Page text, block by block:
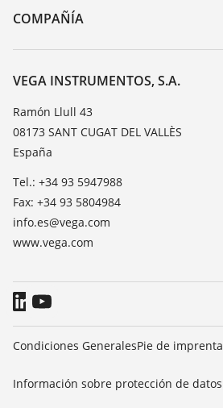
DTM Collection/PACTware
Cursos de formacion
TeamViewer
COMPAÑÍA
Acerca de VEGA
Contacto
Notícias
Prensa
Blog
VEGA INSTRUMENTOS, S.A.
Ramón Llull 43
08173 SANT CUGAT DEL VALLÈS
España
Tel.: +34 93 5947988
Fax: +34 93 5804984
info.es@vega.com
www.vega.com
Condiciones GeneralesPie de imprenta
Información sobre protección de datos